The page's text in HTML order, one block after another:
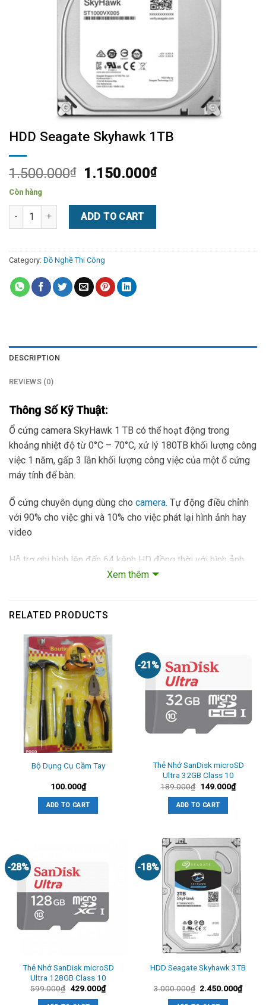
HDD Seagate Skyhawk 1TB
1.500.000₫ 1.150.000₫
Còn hàng
HDD Seagate Skyhawk 1TB quantity
ADD TO CART
Category: Đồ Nghề Thi Công
DESCRIPTION
REVIEWS (0)
Thông Số Kỹ Thuật:
Ổ cứng camera SkyHawk 1 TB có thể hoạt động trong
khoảng nhiệt độ từ 0°C – 70°C, xử lý 180TB khối lượng công
việc 1 năm, gấp 3 lần khối lượng công việc của một ổ cứng
máy tính để bàn.
Ổ cứng chuyên dụng dùng cho camera. Tự động điều chỉnh
với 90% cho việc ghi và 10% cho việc phát lại hình ảnh hay
video
Hỗ trợ ghi hình lên đến 64 kênh HD đồng thời với hình ảnh
mượt mà và không bị gián đoạn.
Giải pháp lưu trữ Video cho hệ thống giám sát chuyên
nghiệp
Ổ cứng Seagate Skyhawk 1TB tốc độ 64MB SATA 3 6Gb/s
Ổ cứng HDD camera Seagate SkyHawk 1TB, Sata 3, 64MB
Cache được trang bị công nghệ ổ cứng hoàn toàn mới từ
Seagate, với dung lượng bộ nhớ khủng lên tới 10TB sẽ là
một lựa chọn lưu trữ hàng đầu dành cho người sử dụng
Ổ cứng camera Seagate 1TB (64MB) là ổ cứng kích cỡ
3.5inch được được thiết kế đặc biệt cho các ứng dụng phân
đẳng cấp thế giới được thiết kế chuyên dụng cho lưu trữ và
truy cập phân tích video, tăng cường tính toàn vẹn dữ liệu,
sử dụng các dịch vụ khôi phục dữ liệu được thiết kế để khôi
phục dữ liệu bị mất do nguyên nhân vô tình hoặc cố ý và
giúp cho các hệ thống hoạt động lâu hơn, giảm chi phí sau
khi triển khai.
Xem thêm
RELATED PRODUCTS
Bộ Dụng Cụ Cầm Tay
100.000₫
ADD TO CART
-21%
Thẻ Nhớ SanDisk microSD
Ultra 32GB Class 10
189.000₫ 149.000₫
ADD TO CART
-28%
Thẻ Nhớ SanDisk microSD
Ultra 128GB Class 10
599.000₫ 429.000₫
-18%
HDD Seagate Skyhawk 3TB
3.000.000₫ 2.450.000₫